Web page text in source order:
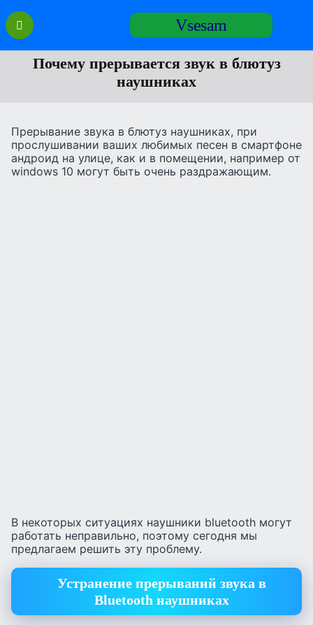
Перейти
содержанию
Vsesam
Почему прерывается звук в блютуз
наушниках
Прерывание звука в блютуз наушниках, при
прослушивании ваших любимых песен в смартфоне
андроид на улице, как и в помещении, например от
windows 10 могут быть очень раздражающим.
В некоторых ситуациях наушники bluetooth могут
работать неправильно, поэтому сегодня мы
предлагаем решить эту проблему.
Устранение прерываний звука в
Bluetooth наушниках